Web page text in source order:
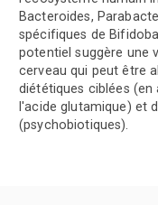
Bacteroides,
spécifiques de
potentiel suggère une
cerveau qui peut être
diététiques ciblées
l'acide glutamique) et
(psychobiotiques).